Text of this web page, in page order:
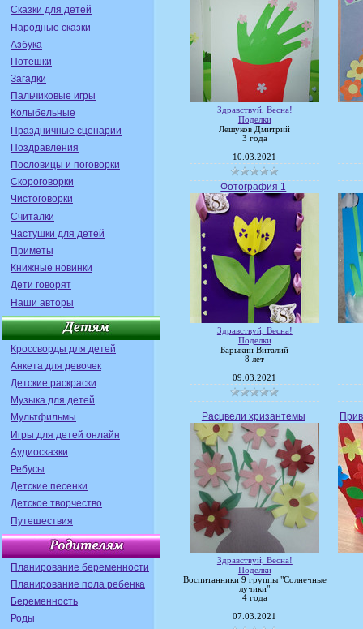
Сказки для детей
Народные сказки
Азбука
Потешки
Загадки
Пальчиковые игры
Колыбельные
Праздничные сценарии
Поздравления
Пословицы и поговорки
Скороговорки
Чистоговорки
Считалки
Частушки для детей
Приметы
Книжные новинки
Дети говорят
Наши авторы
Кроссворды для детей
Анкета для девочек
Детские раскраски
Музыка для детей
Мультфильмы
Игры для детей онлайн
Аудиосказки
Ребусы
Детские песенки
Детское творчество
Путешествия
Планирование беременности
Планирование пола ребенка
Беременность
Роды
Здравствуй, Весна!
Поделки
Лешуков Дмитрий
3 года
10.03.2021
Фотография 1
Здравствуй, Весна!
Поделки
Барыкин Виталий
8 лет
09.03.2021
Расцвели хризантемы
Здравствуй, Весна!
Поделки
Воспитанники 9 группы "Солнечные
лучики"
4 года
07.03.2021